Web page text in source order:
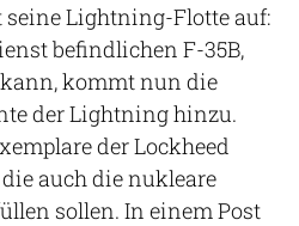
Lightning-Flotte auf:
befindlichen F-35B,
kommt nun die
der Lightning hinzu.
der Lockheed
auch die nukleare
sollen. In einem Post